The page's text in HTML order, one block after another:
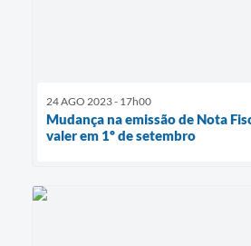
24 AGO 2023 - 17h00
Mudança na emissão de Nota
valer em 1º de setembro